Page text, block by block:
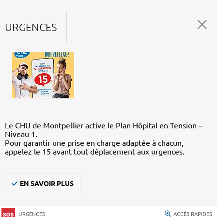
URGENCES
Le CHU de Montpellier active le Plan Hôpital en Tension –
Niveau 1.
Pour garantir une prise en charge adaptée à chacun,
appelez le 15 avant tout déplacement aux urgences.
EN SAVOIR PLUS
URGENCES ACCÈS RAPIDES